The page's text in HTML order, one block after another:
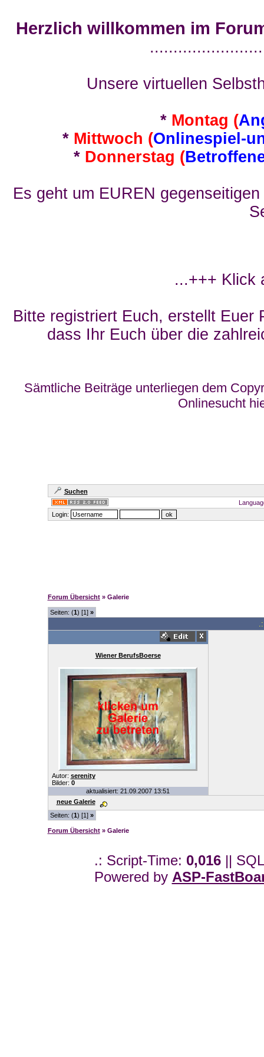
Herzlich willkommen im
Unsere virtuellen
* Montag (
* Mittwoch (Onlinespiel-
* Donnerstag (
Es geht um EUREN
...+++ Klick
Bitte registriert Euch, erstellt Euer
dass Ihr Euch über die
Sämtliche Beiträge unterliegen dem
Onlinesucht
Suchen
Login:
Forum Übersicht» Galerie
Seiten: (1) [1] »
Wiener BerufsBoerse
Autor: serenity
Bilder: 0
aktualisiert: 21.09.2007 13:51
neue Galerie
Seiten: (1) [1] »
Forum Übersicht» Galerie
.: Script-Time: 0,016||
Powered by ASP-